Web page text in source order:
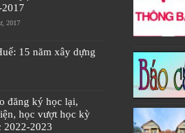
2017
15 năm xây dựng
đăng ký học lại,
học vượt học kỳ
2022-2023